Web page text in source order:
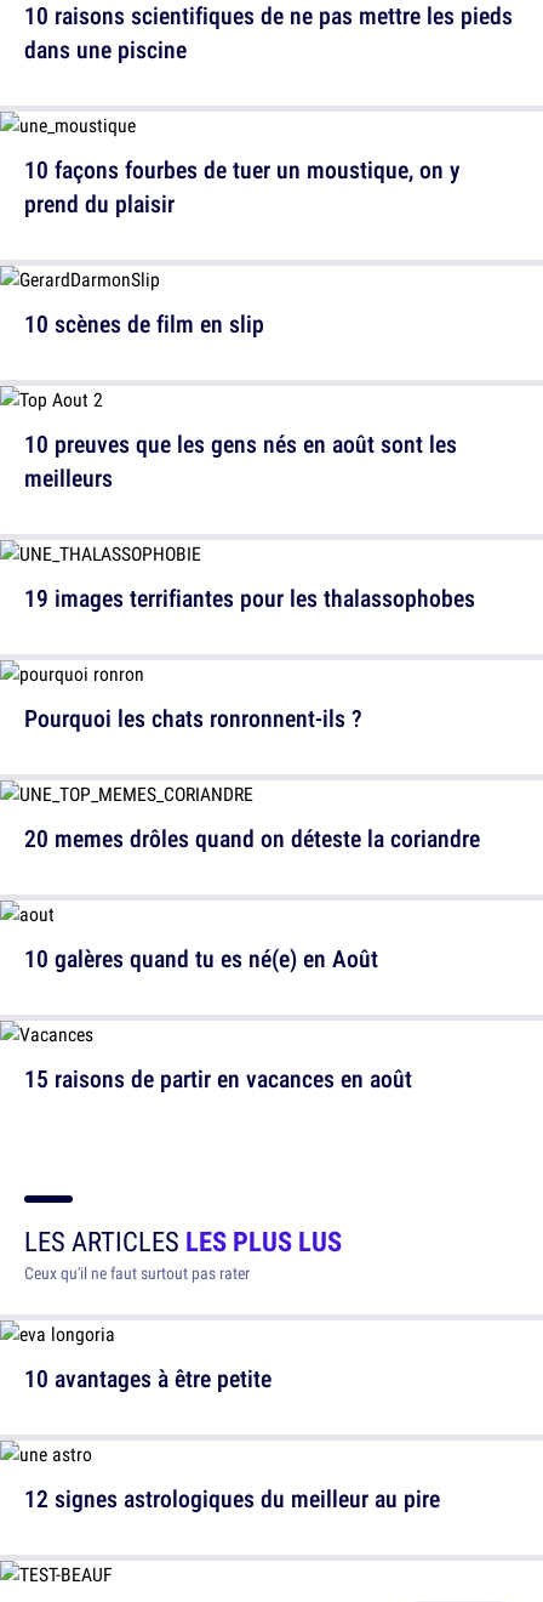
10 façons fourbes de tuer un moustique, on y
prend du plaisir
10 preuves que les gens nés en août sont les
meilleurs
Pourquoi les chats ronronnent-ils ?
10 galères quand tu es né(e) en Août
10 raisons scientifiques de ne pas mettre les pieds
dans une piscine
10 scènes de film en slip
19 images terrifiantes pour les thalassophobes
20 memes drôles quand on déteste la coriandre
15 raisons de partir en vacances en août
LES ARTICLES LES PLUS LUS
Ceux qu'il ne faut surtout pas rater
10 avantages à être petite
12 signes astrologiques du meilleur au pire